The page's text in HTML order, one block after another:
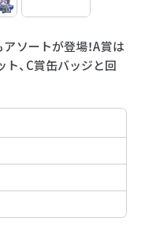
ソートが登場！A賞は
、C賞缶バッジと回